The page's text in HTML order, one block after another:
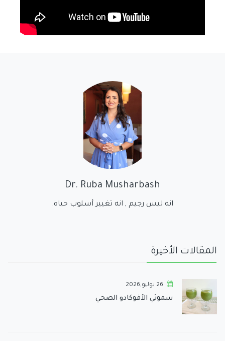
Dr. Ruba Musharbash
انه ليس رجيم , انه تغيير أسلوب حياة.
المقالات الأخيرة
26 يوليو,2026
سموثي الأفوكادو الصحي